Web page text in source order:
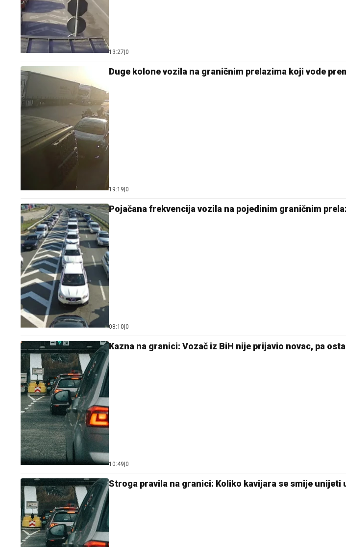
13:27 0
Duge kolone vozila na graničnim prelazima koji vode
19:19 0
Pojačana frekvencija vozila na pojedinim graničnim
08:10 0
Kazna na granici: Vozač iz BiH nije prijavio novac, pa
10:49 0
Stroga pravila na granici: Koliko kavijara se smije unijeti